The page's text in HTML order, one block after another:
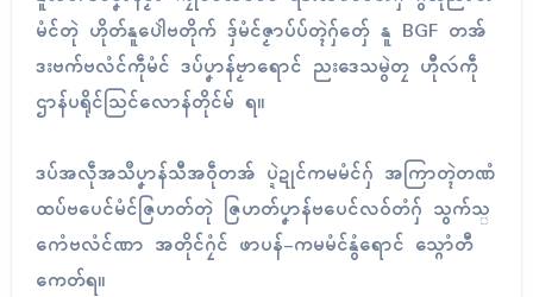
မံၚ်တုဲ ဟိုတ်နူပေါဲဗတိုက် ဒှ်မံၚ်ဇၟာပ်ပ်တ္ၚဲဂှ်တှ်ေ နူ BGF တအ်
ဒးဗက်ဗလံၚ်ကဵုမံၚ် ဒပ်ပၞာန်ဗၟာရောၚ် ညးဒေသမွဲတၠ ဟီုလဴကဵု
ဌာန်ပရိုၚ်သြင်လောန်တိုၚ်မ် ရ။
ဒပ်အလဵုအသဳပၞာန်သီအဝဵုတအ် ပ္ဍဲဍုၚ်ကမမံၚ်ဂှ် အကြာတ္ၚဲတဏံ
ထပ်ဗပေၚ်မံၚ်ဇြဟတ်တုဲ ဇြဟတ်ပၞာန်ဗပေၚ်လဝ်တံဂှ် သွက်သ္
ဂောံဗလံၚ်ဏာ အတိုၚ်ဂၠံၚ် ဖာပန်-ကမမံၚ်နွံရောၚ် သ္ဂောံတီ
ကေတ်ရ။